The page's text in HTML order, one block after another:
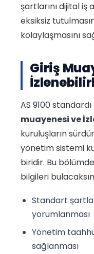
şartlarını dijital iş
eksiksiz
kolaylaşmasını
Giriş
AS 9100
muayenesi ve
kuruluşların
yönetim sistemi
biridir. Bu
bilgileri
Standart
yorumlanması
Yönetim
sağlanması